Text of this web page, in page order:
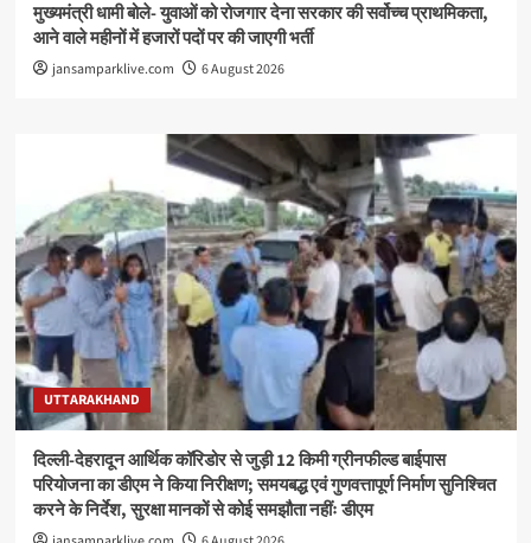
मुख्यमंत्री धामी बोले- युवाओं को रोजगार देना सरकार की सर्वोच्च प्राथमिकता,
आने वाले महीनों में हजारों पदों पर की जाएगी भर्ती
jansamparklive.com 6 August 2026
UTTARAKHAND
दिल्ली-देहरादून आर्थिक कॉरिडोर से जुड़ी 12 किमी ग्रीनफील्ड बाईपास
परियोजना का डीएम ने किया निरीक्षण; समयबद्ध एवं गुणवत्तापूर्ण निर्माण सुनिश्चित
करने के निर्देश, सुरक्षा मानकों से कोई समझौता नहींः डीएम